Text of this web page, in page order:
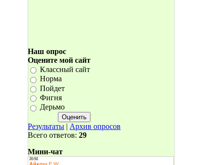
Наш опрос
Оцените мой сайт
Классный сайт
Норма
Пойдет
Фигня
Дерьмо
Результаты | Архив опросов
Всего ответов: 29
Мини-чат